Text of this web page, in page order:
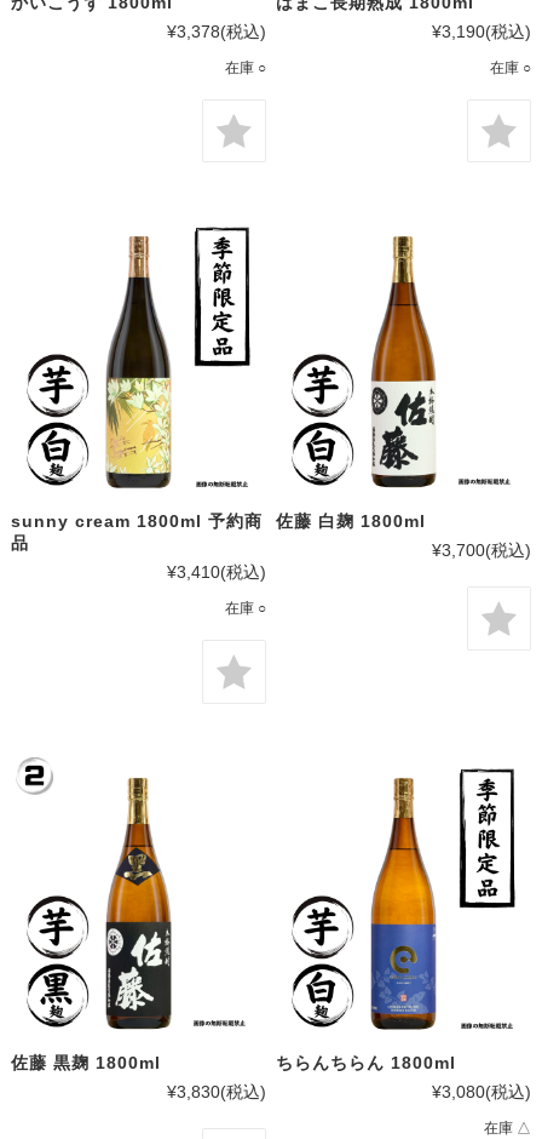
¥3,378(税込)
在庫 ○
¥3,190(税込)
在庫 ○
sunny cream 1800ml 予約商
品
¥3,410(税込)
在庫 ○
佐藤 白麹 1800ml
¥3,700(税込)
佐藤 黒麹 1800ml
¥3,830(税込)
ちらんちらん 1800ml
¥3,080(税込)
在庫 △